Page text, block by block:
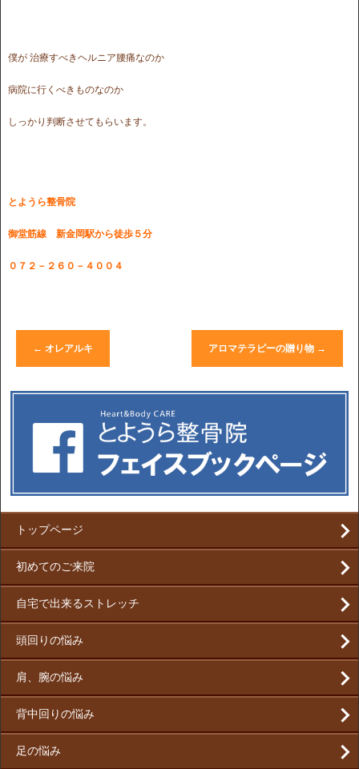
僕が 治療すべきヘルニア腰痛なのか
病院に行くべきものなのか
しっかり判断させてもらいます。
とようら整骨院
御堂筋線 新金岡駅から徒歩５分
０７２－２６０－４００４
← オレアルキ アロマテラピーの贈り物 →
トップページ
初めてのご来院
自宅で出来るストレッチ
頭回りの悩み
肩、腕の悩み
背中回りの悩み
足の悩み